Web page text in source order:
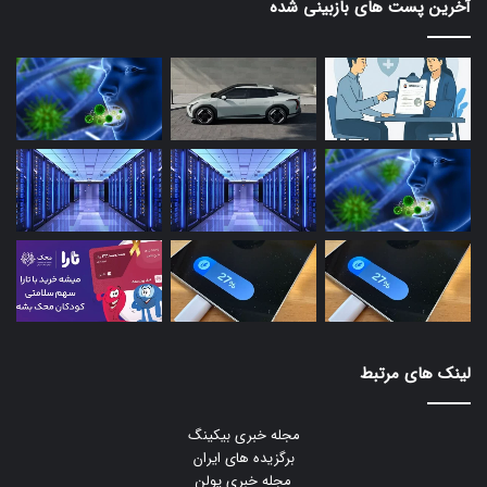
آیفون ۱۳ پرو
آیفون ۱۳ پرو مکس
آیپد پرو ۱۱ اینچی نسل دوم
آیفون ۱۲
آپد پرو ۱۲٫۹ اینچی نسل سوم
آیفون ۱۲ مینی
آیپد پرو ۱۱ اینچی نسل اول
آیفون ۱۲ پرو
آیپد پرو ۱۲٫۹ اینچی نسل دوم
آیپد پرو ۱۲٫۹ اینچی نسل اول
آیفون ۱۱
آیپد پرو ۱۰٫۵ اینچی
آیفون ۱۱ پرو
آیپد پرو ۹٫۷ اینچی
آیفون ۱۱ پرو مکس
آیفون XS
آیپد نسل هفتم
آخرین پست های بازبینی شده
لینک های مرتبط
مجله خبری بیکینگ
برگزیده های ایران
مجله خبری یولن